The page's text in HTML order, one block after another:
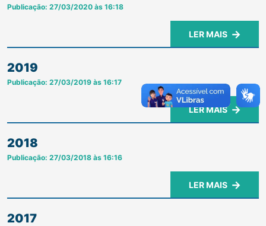
Publicação: 27/03/2020 às 16:18
LER MAIS
2019
Publicação: 27/03/2019 às 16:17
LER MAIS
2018
Publicação: 27/03/2018 às 16:16
LER MAIS
2017